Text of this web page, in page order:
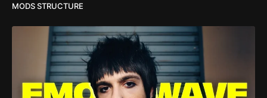
MODS STRUCTURE